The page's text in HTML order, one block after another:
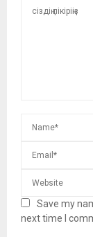
Save my
next time I